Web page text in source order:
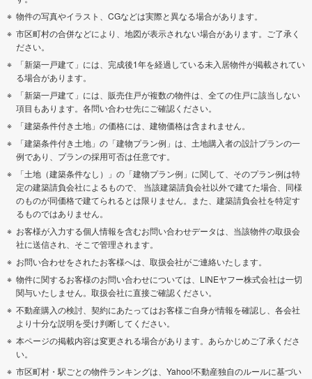
物件の写真やイラスト、CGなどは実際と異なる場合があります。
市区町村の合併などにより、地図が表示されない場合があります。ご了承く
ださい。
「新築一戸建て」には、完成後1年を経過している未入居物件が掲載されてい
る場合があります。
「新築一戸建て」には、販売住戸が複数の物件は、全ての住戸に該当しない
項目もあります。各問い合わせ先にご確認ください。
「建築条件付き土地」の価格には、建物価格は含まれません。
「建築条件付き土地」の「建物プラン例」は、土地購入者の設計プランの一
例であり、プランの採用可否は任意です。
「土地（建築条件なし）」の「建物プラン例」に関して、そのプラン例は特
定の建築請負会社によるもので、 当該建築請負会社以外で建てた場合、同様
のものが同価格で建てられるとは限りません。また、建築請負会社を特定す
るものではありません。
お客様が入力する個人情報を含むお問い合わせデータは、当該物件の取扱会
社に送信され、そこで管理されます。
お問い合わせをされたお客様へは、取扱会社がご連絡いたします。
物件に関するお客様のお問い合わせについては、LINEヤフー株式会社は一切
関与いたしません。取扱会社に直接ご確認ください。
不動産購入の検討、契約にあたってはお客様ご自身が情報を確認し、各会社
より十分な説明を受け判断してください。
本ページの掲載内容は変更される場合があります。あらかじめご了承くださ
い。
市区町村・駅ごとの物件ランキングは、Yahoo!不動産独自のルールに基づい